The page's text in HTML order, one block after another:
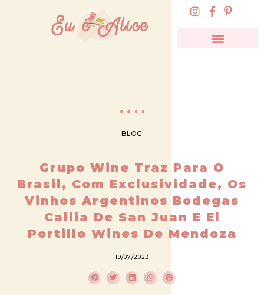
BLOG
Grupo Wine Traz Para O
Brasil, Com Exclusividade, Os
Vinhos Argentinos Bodegas
Callia De San Juan E El
Portillo Wines De Mendoza
19/07/2023